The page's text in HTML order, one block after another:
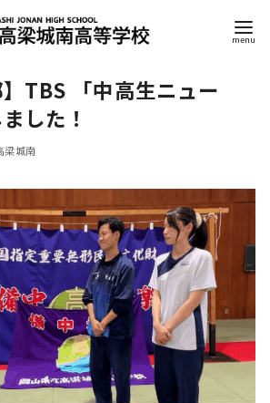
】TBS 「中高生ニュー
した！
梁城南